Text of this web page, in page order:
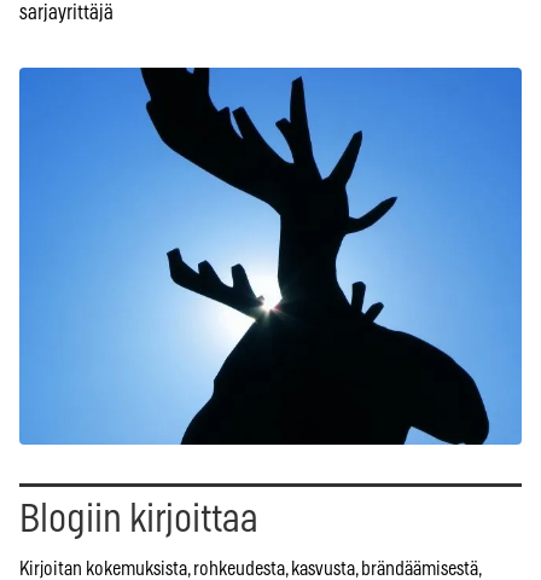
sarjayrittäjä
Blogiin kirjoittaa
Kirjoitan kokemuksista, rohkeudesta, kasvusta, brändäämisestä,